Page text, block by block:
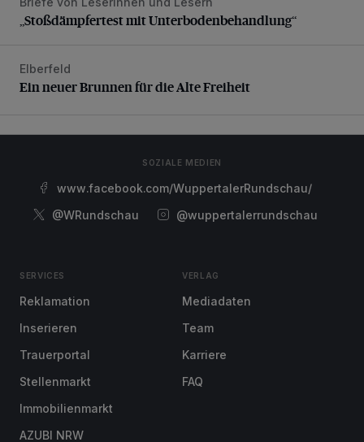
„Stoßdämpfertest mit Unterbodenbehandlung“
„Stoßdämpfertest mit Unterbodenbehandlung“
Ein neuer Brunnen für die Alte Freiheit
Elberfeld
Ein neuer Brunnen für die Alte Freiheit
SOZIALE MEDIEN
www.facebook.com/WuppertalerRundschau/
@WRundschau
@wuppertalerrundschau
SERVICES
Reklamation
Inserieren
Trauerportal
Stellenmarkt
Immobilienmarkt
AZUBI NRW
VERLAG
Mediadaten
Team
Karriere
FAQ